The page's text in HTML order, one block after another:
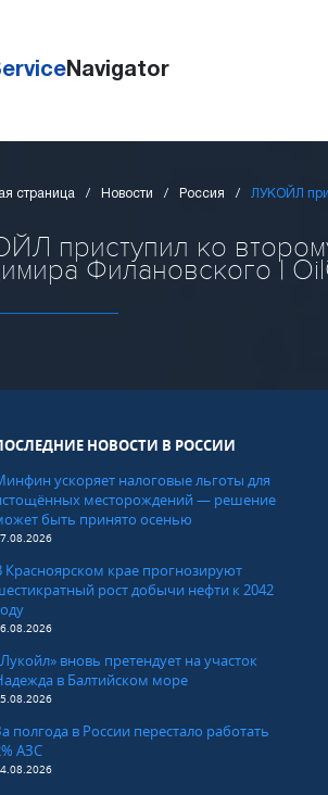
Navigator
страница Новости Россия ЛУКОЙЛ
приступил ко
Филановского |
НОВОСТИ В РОССИИ
ускоряет налоговые льготы для
месторождений — решение
быть принято осенью
Красноярском крае прогнозируют
рост добычи нефти к 2042
вновь претендует на участок
в Балтийском море
полгода в России перестало работать
АЗС